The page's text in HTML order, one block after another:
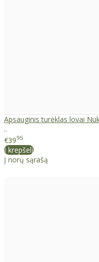
Apsauginis turėklas lovai
..
€3995
Į krepšelį
Į norų sąrašą